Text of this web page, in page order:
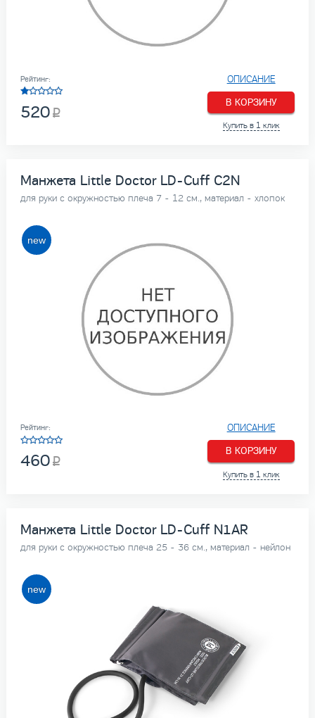
ОПИСАНИЕ
В КОРЗИНУ
Купить в 1 клик
Рейтинг:
520
Манжета Little Doctor LD-Cuff C2N
для руки с окружностью плеча 7 - 12 см., материал - хлопок
ОПИСАНИЕ
В КОРЗИНУ
Купить в 1 клик
Рейтинг:
460
Манжета Little Doctor LD-Cuff N1AR
для руки с окружностью плеча 25 - 36 см., материал - нейлон